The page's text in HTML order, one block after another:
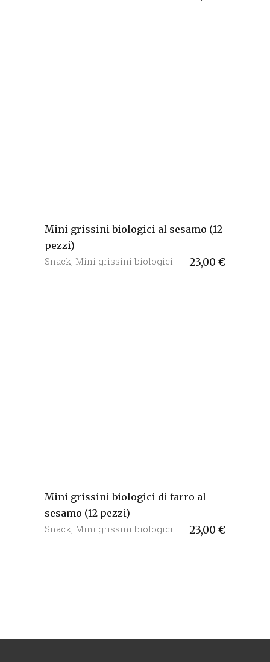
Mini grissini biologici al sesamo (12
pezzi)
23,00 €
Snack, Mini grissini biologici
Mini grissini biologici di farro al
sesamo (12 pezzi)
23,00 €
Snack, Mini grissini biologici